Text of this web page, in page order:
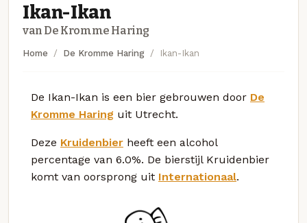
Ikan-Ikan
van De Kromme Haring
Home De Kromme Haring Ikan-Ikan
De Ikan-Ikan is een bier gebrouwen door De
Kromme Haring uit Utrecht.
Deze Kruidenbier heeft een alcohol
percentage van 6.0%. De bierstijl Kruidenbier
komt van oorsprong uit Internationaal.